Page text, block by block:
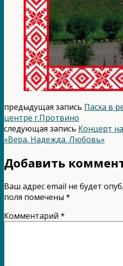
предыдущая запись Пасха в
центре г.Протвино
следующая запись Концерт
«Вера. Надежда. Любовь»
Добавить
Ваш адрес email не будет
поля помечены *
Комментарий *